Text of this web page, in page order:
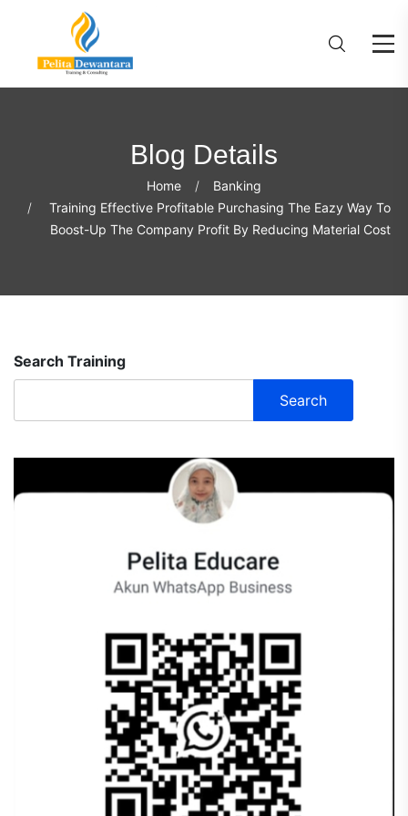
Blog Details
Home
Banking
Training Effective Profitable Purchasing The Eazy Way To
Boost-Up The Company Profit By Reducing Material Cost
Search Training
Search